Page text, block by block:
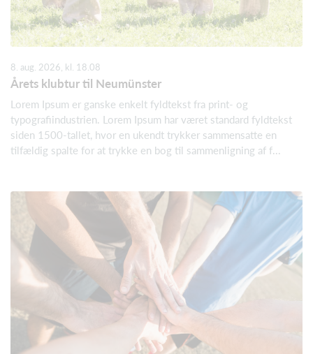
8. aug. 2026, kl. 18.08
Årets klubtur til Neumünster
Lorem Ipsum er ganske enkelt fyldtekst fra print- og
typografiindustrien. Lorem Ipsum har været standard fyldtekst
siden 1500-tallet, hvor en ukendt trykker sammensatte en
tilfældig spalte for at trykke en bog til sammenligning af f...